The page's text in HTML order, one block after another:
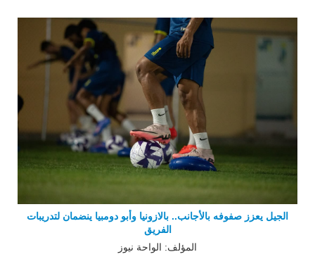
الجيل يعزز صفوفه بالأجانب.. بالازونيا وأبو دومبيا ينضمان لتدريبات
الفريق
المؤلف: الواحة نيوز